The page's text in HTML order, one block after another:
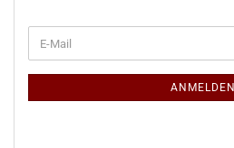
ANMELDEN